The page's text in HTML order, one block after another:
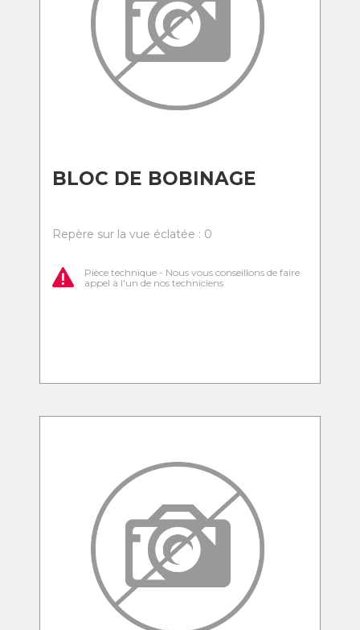
BLOC DE BOBINAGE
Repère sur la vue éclatée : 0
Pièce technique - Nous vous conseillons de faire
appel à l'un de nos techniciens